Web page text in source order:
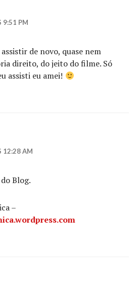
9:51 PM
de novo, quase nem
direito, do jeito do filme. Só
assisti eu amei!
12:28 AM
Blog.
–